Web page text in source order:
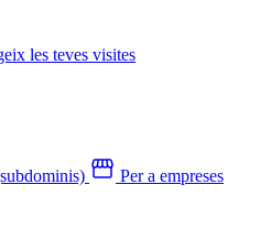
les teves visites
Per a empreses